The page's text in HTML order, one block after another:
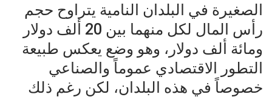
الصغيرة في البلدان النامية يتراوح حجم
رأس المال لكل منهما بين 20 ألف دولار
ومائة ألف دولار، وهو وضع يعكس طبيعة
التطور الاقتصادي عموماً والصناعي
خصوصاً في هذه البلدان، لكن رغم ذلك